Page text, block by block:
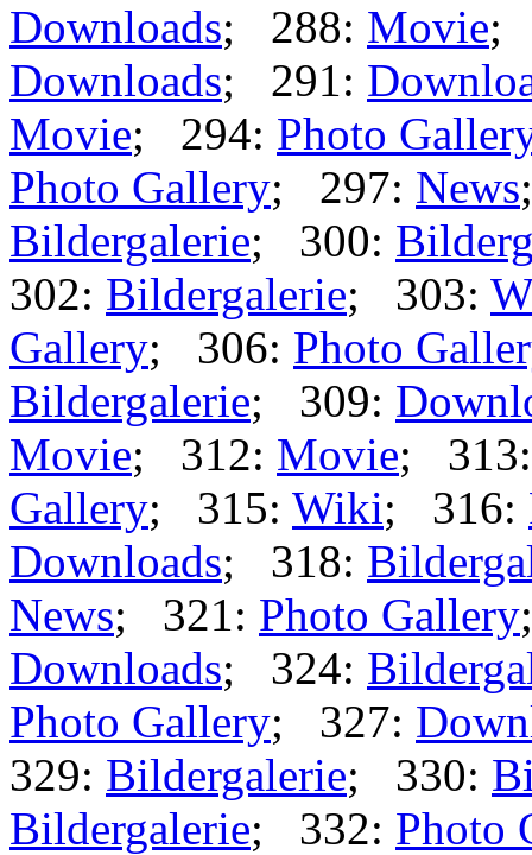
Downloads; 288: Movie;
Downloads; 291:
Movie; 294: Photo
Photo Gallery; 297: News
Bildergalerie; 300:
302: Bildergalerie; 303:
Gallery; 306: Photo
Bildergalerie; 309:
Movie; 312: Movie;
Gallery; 315: Wiki; 316:
Downloads; 318:
News; 321: Photo Gallery
Downloads; 324:
Photo Gallery; 327:
329: Bildergalerie; 330:
Bildergalerie; 332: Photo